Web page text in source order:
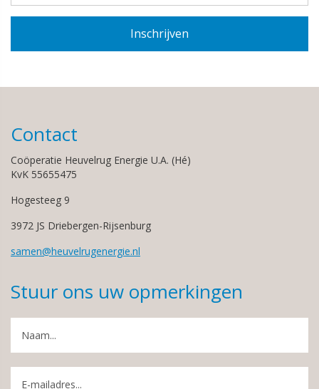
Contact
Coöperatie Heuvelrug Energie U.A. (Hé)
KvK 55655475
Hogesteeg 9
3972 JS Driebergen-Rijsenburg
samen@heuvelrugenergie.nl
Stuur ons uw opmerkingen